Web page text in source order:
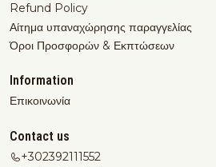
Refund Policy
Αίτημα υπαναχώρησης παραγγελίας
Όροι Προσφορών & Εκπτώσεων
Information
Επικοινωνία
Contact us
+302392111552